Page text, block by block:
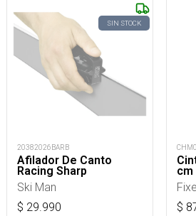
SIN STOCK
20382026BARB
Afilador De Canto
Racing Sharp
Ski Man
$ 29.990
cm
Fixe
$